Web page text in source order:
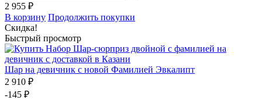
2 955 ₽
В корзину Продолжить покупки
Скидка!
Быстрый просмотр
Шар на девичник с новой Фамилией Эвкалипт
2 910 ₽
-145 ₽